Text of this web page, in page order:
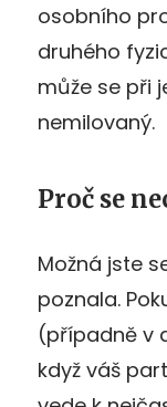
osobního
druhého
může se při
nemilovaný.
Proč se
Možná jste
poznala.
(případně v
když váš